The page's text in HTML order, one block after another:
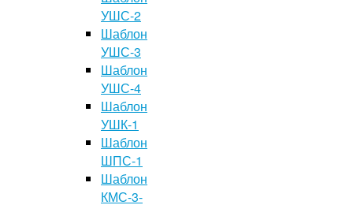
УШС-2
Шаблон
УШС-3
Шаблон
УШС-4
Шаблон
УШК-1
Шаблон
ШПС-1
Шаблон
КМС-3-